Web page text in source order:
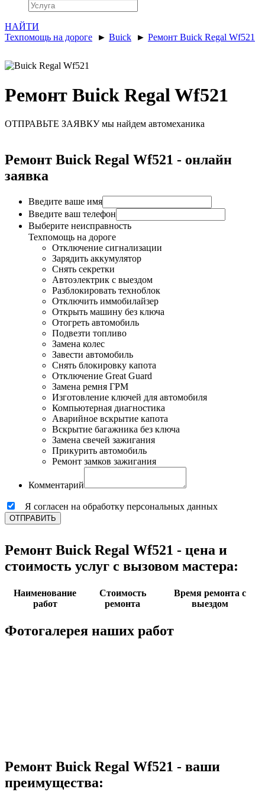
НАЙТИ
Техпомощь на дороге ► Buick ► Ремонт Buick Regal Wf521
Ремонт Buick Regal Wf521
ОТПРАВЬТЕ ЗАЯВКУ мы найдем автомеханика
Ремонт Buick Regal Wf521 - онлайн
заявка
Введите ваше имя
Введите ваш телефон
Выберите неисправность
Техпомощь на дороге
Отключение сигнализации
Зарядить аккумулятор
Снять секретки
Автоэлектрик с выездом
Разблокировать техноблок
Отключить иммобилайзер
Открыть машину без ключа
Отогреть автомобиль
Подвезти топливо
Замена колес
Завести автомобиль
Снять блокировку капота
Отключение Great Guard
Замена ремня ГРМ
Изготовление ключей для автомобиля
Компьютерная диагностика
Аварийное вскрытие капота
Вскрытие багажника без ключа
Замена свечей зажигания
Прикурить автомобиль
Ремонт замков зажигания
Комментарий
Я согласен на обработку персональных данных
ОТПРАВИТЬ
Ремонт Buick Regal Wf521 - цена и
стоимость услуг с вызовом мастера:
Наименование
работ
Стоимость
ремонта
Время ремонта с
выездом
Фотогалерея наших работ
Ремонт Buick Regal Wf521 - ваши
преимущества: